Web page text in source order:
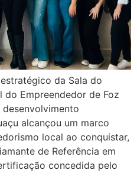
da Sala do
do Empreendedor de Foz
alcançou um marco
local ao conquistar,
de Referência em
concedida pelo